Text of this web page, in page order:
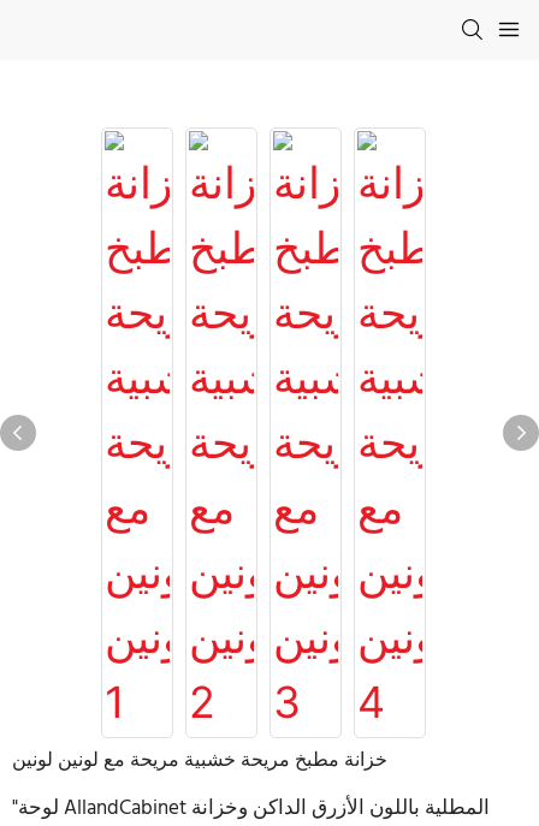
خزانة مطبخ مريحة خشبية مريحة مع لونين لونين
"لوحة AllandCabinet المطلية باللون الأزرق الداكن وخزانة